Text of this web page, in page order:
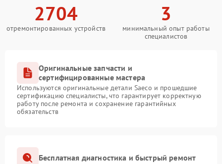
2704
отремонтированных устройств
3
минимальный опыт работы
специалистов
Оригинальные запчасти и
сертифицированные мастера
Используются оригинальные детали Saeco и прошедшие
сертификацию специалисты, что гарантирует корректную
работу после ремонта и сохранение гарантийных
обязательств
Бесплатная диагностика и быстрый ремонт